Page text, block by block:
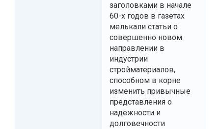
заголовками в начале
60-х годов в газетах
мелькали статьи о
совершенно новом
направлении в
индустрии
стройматериалов,
способном в корне
изменить привычные
представления о
надежности и
долговечности